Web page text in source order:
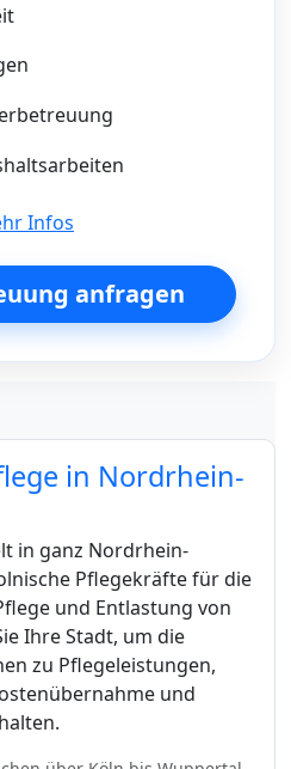
Infos
anfragen
in Nordrhein-
in ganz Nordrhein-
Pflegekräfte für die
und Entlastung von
Ihre Stadt, um die
zu Pflegeleistungen,
und